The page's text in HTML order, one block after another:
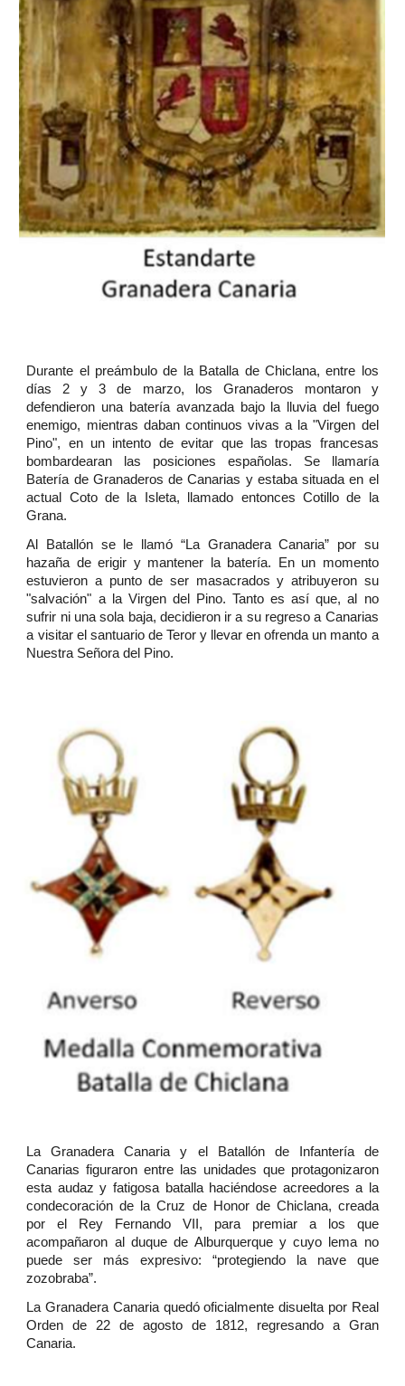
Durante el preámbulo de la Batalla de Chiclana, entre los
días 2 y 3 de marzo, los Granaderos montaron y
defendieron una batería avanzada bajo la lluvia del fuego
enemigo, mientras daban continuos vivas a la "Virgen del
Pino", en un intento de evitar que las tropas francesas
bombardearan las posiciones españolas. Se llamaría
Batería de Granaderos de Canarias y estaba situada en el
actual Coto de la Isleta, llamado entonces Cotillo de la
Grana.
Al Batallón se le llamó “La Granadera Canaria” por su
hazaña de erigir y mantener la batería. En un momento
estuvieron a punto de ser masacrados y atribuyeron su
"salvación" a la Virgen del Pino. Tanto es así que, al no
sufrir ni una sola baja, decidieron ir a su regreso a Canarias
a visitar el santuario de Teror y llevar en ofrenda un manto a
Nuestra Señora del Pino.
La Granadera Canaria y el Batallón de Infantería de
Canarias figuraron entre las unidades que protagonizaron
esta audaz y fatigosa batalla haciéndose acreedores a la
condecoración de la Cruz de Honor de Chiclana, creada
por el Rey Fernando VII, para premiar a los que
acompañaron al duque de Alburquerque y cuyo lema no
puede ser más expresivo: “protegiendo la nave que
zozobraba”.
La Granadera Canaria quedó oficialmente disuelta por Real
Orden de 22 de agosto de 1812, regresando a Gran
Canaria.